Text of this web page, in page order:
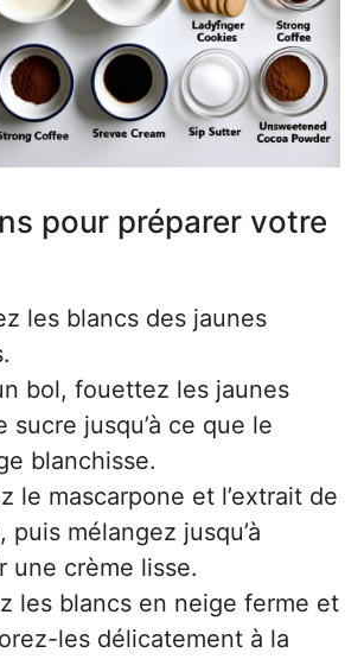
pour préparer votre
les blancs des jaunes
bol, fouettez les jaunes
sucre jusqu’à ce que le
blanchisse.
le mascarpone et l’extrait de
puis mélangez jusqu’à
une crème lisse.
les blancs en neige ferme et
les délicatement à la